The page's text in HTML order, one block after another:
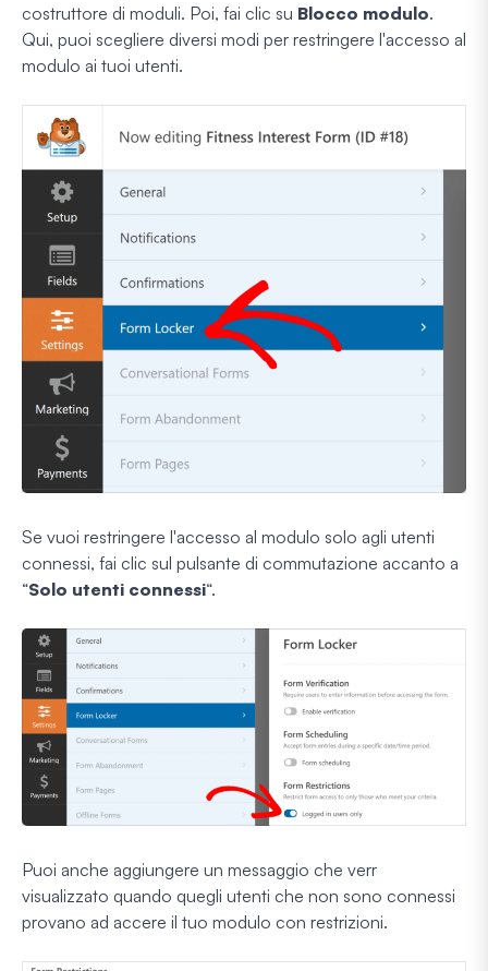
costruttore di moduli. Poi, fai clic su Blocco modulo.
Qui, puoi scegliere diversi modi per restringere l'accesso al
modulo ai tuoi utenti.
Se vuoi restringere l'accesso al modulo solo agli utenti
connessi, fai clic sul pulsante di commutazione accanto a
“Solo utenti connessi“.
Puoi anche aggiungere un messaggio che verr
visualizzato quando quegli utenti che non sono connessi
provano ad accere il tuo modulo con restrizioni.